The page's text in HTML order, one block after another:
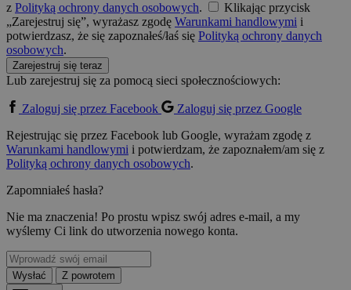
z Polityką ochrony danych osobowych.
Klikając przycisk
„Zarejestruj się”, wyrażasz zgodę Warunkami handlowymi i
potwierdzasz, że się zapoznałeś/łaś się Polityką ochrony danych
osobowych.
Zarejestruj się teraz
Lub zarejestruj się za pomocą sieci społecznościowych:
Zaloguj się przez Facebook
Zaloguj się przez Google
Rejestrując się przez Facebook lub Google, wyrażam zgodę z
Warunkami handlowymi i potwierdzam, że zapoznałem/am się z
Polityką ochrony danych osobowych.
Zapomniałeś hasła?
Nie ma znaczenia! Po prostu wpisz swój adres e-mail, a my
wyślemy Ci link do utworzenia nowego konta.
Wysłać
Z powrotem